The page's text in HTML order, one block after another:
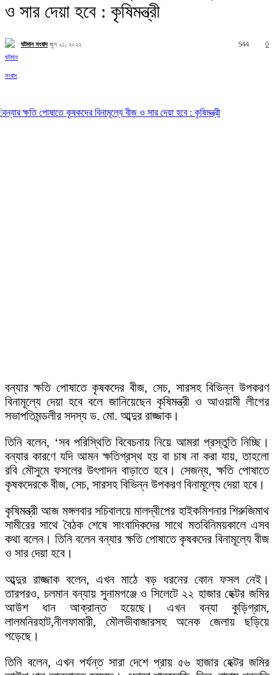
ও সার দেয়া হবে : কৃষিমন্ত্রী
ঘটমান সংবাদ জুন ২১, ২০২২ 0
544
বন্যার ক্ষতি পোষাতে কৃষকদের বীজ, সেচ, সারসহ বিভিন্ন উপকরণ
বিনামূল্যে দেয়া হবে বলে জানিয়েছেন কৃষিমন্ত্রী ও আওয়ামী লীগের
সভাপতিমন্ডলীর সদস্য ড. মো. আব্দুর রাজ্জাক।
তিনি বলেন, ‘সব পরিস্থিতি বিবেচনায় নিয়ে আমরা প্রস্তুতি নিচ্ছি।
বন্যার কারণে যদি আমন ক্ষতিগ্রস্থ হয় বা চাষ না করা যায়, তাহলো
রবি মৌসুমে ফসলের উৎপাদন বাড়াতে হবে। সেজন্য, ক্ষতি পোষাতে
কৃষকদেরকে বীজ, সেচ, সারসহ বিভিন্ন উপকরণ বিনামূল্যে দেয়া হবে।
কৃষিমন্ত্রী আজ মঙ্গলবার সচিবালয়ে মালদ্বীপের হাইকমিশনার শিরুজিমাথ
সামীরের সাথে বৈঠক শেষে সাংবাদিকদের সাথে মতবিনিময়কালে এসব
কথা বলেন। তিনি বলেন বন্যার ক্ষতি পোষাতে কৃষকদের বিনামূল্যে বীজ
ও সার দেয়া হবে।
আব্দুর রাজ্জাক বলেন, এখন মাঠে বড় ধরনের কোন ফসল নেই।
তারপরও, চলমান বন্যায় সুনামগঞ্জে ও সিলেটে ২২ হাজার হেক্টর জমির
আউশ ধান আক্রান্ত হয়েছে। এখন বন্যা কুড়িগ্রাম,
লালমনিরহাট,নীলফামারী, মৌলভীবাজারসহ অনেক জেলায় ছড়িয়ে
পড়েছে।
তিনি বলেন, এখন পর্যন্ত সারা দেশে প্রায় ৫৬ হাজার হেক্টর জমির